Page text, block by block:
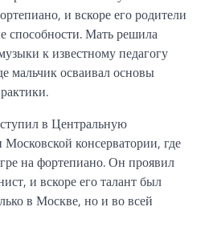
и вскоре его родители
способности. Мать решила
к известному педагогу
мальчик осваивал основы
в Центральную
консерватории, где
на фортепиано. Он проявил
и вскоре его талант был
в Москве, но и во всей